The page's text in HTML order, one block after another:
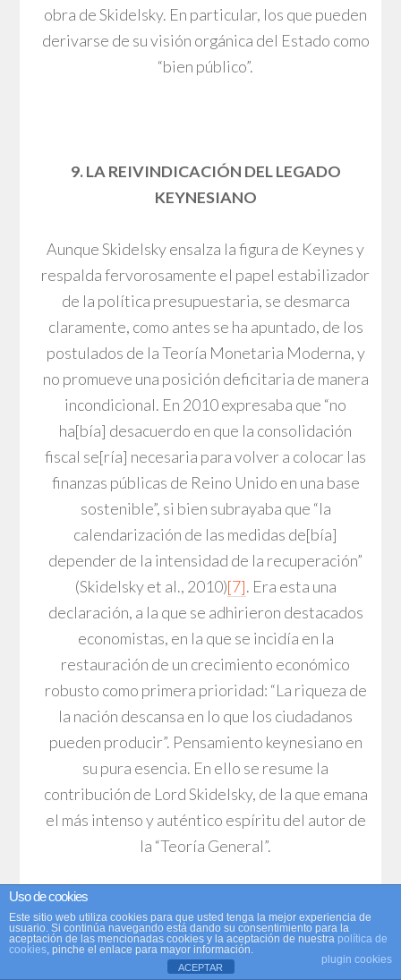
obra de Skidelsky. En particular, los que pueden
derivarse de su visión orgánica del Estado como
“bien público”.
9. LA REIVINDICACIÓN DEL LEGADO
KEYNESIANO
Aunque Skidelsky ensalza la figura de Keynes y
respalda fervorosamente el papel estabilizador
de la política presupuestaria, se desmarca
claramente, como antes se ha apuntado, de los
postulados de la Teoría Monetaria Moderna, y
no promueve una posición deficitaria de manera
incondicional. En 2010 expresaba que “no
ha[bía] desacuerdo en que la consolidación
fiscal se[ría] necesaria para volver a colocar las
finanzas públicas de Reino Unido en una base
sostenible”, si bien subrayaba que “la
calendarización de las medidas de[bía]
depender de la intensidad de la recuperación”
(Skidelsky et al., 2010)[7]. Era esta una
declaración, a la que se adhirieron destacados
economistas, en la que se incidía en la
restauración de un crecimiento económico
robusto como primera prioridad: “La riqueza de
la nación descansa en lo que los ciudadanos
pueden producir”. Pensamiento keynesiano en
su pura esencia. En ello se resume la
contribución de Lord Skidelsky, de la que emana
el más intenso y auténtico espíritu del autor de
la “Teoría General”.
Notas
Uso de cookies
Este sitio web utiliza cookies para que usted tenga la mejor experiencia de
usuario. Si continúa navegando está dando su consentimiento para la
aceptación de las mencionadas cookies y la aceptación de nuestra política de
cookies, pinche el enlace para mayor información.
plugin cookies
ACEPTAR